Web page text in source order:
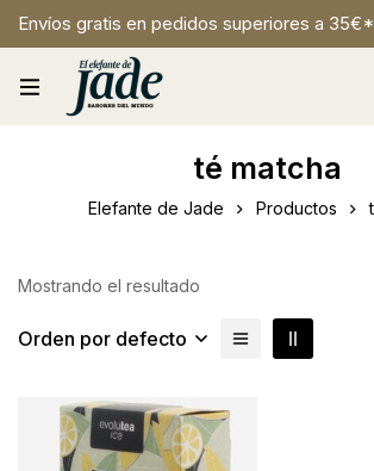
Envíos gratis en pedidos superiores a
té matcha
Elefante de Jade Productos
Mostrando el resultado
Orden por defecto